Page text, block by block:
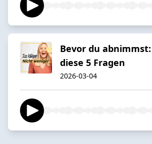
Bevor du
diese 5 Fragen
2026-03-04